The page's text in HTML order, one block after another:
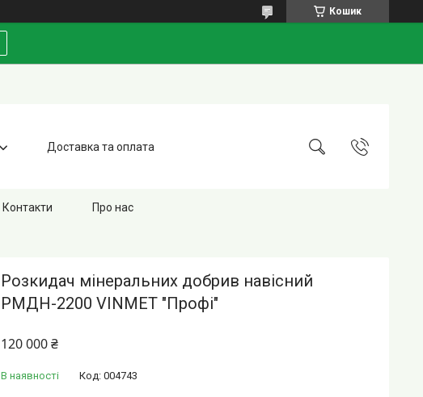
Кошик
Доставка та оплата
Контакти Про нас
Розкидач мінеральних добрив навісний
РМДН-2200 VINMET "Профі"
120 000 ₴
В наявності Код: 004743